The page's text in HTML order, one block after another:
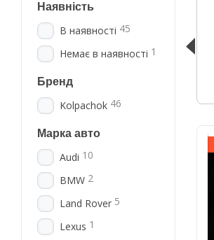
Наявність
В наявності 45
Немає в наявності 1
Бренд
Kolpachok 46
Марка авто
Audi 10
BMW 2
Land Rover 5
Lexus 1